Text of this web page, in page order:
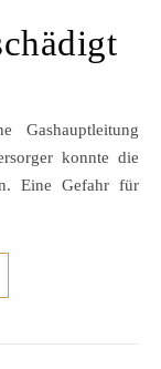
konnte die
Eine Gefahr für